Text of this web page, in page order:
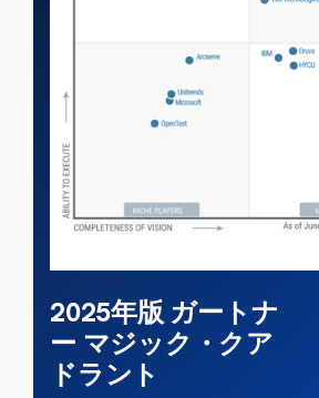
2025年版ガートナ
ー マジック・クア
ドラント